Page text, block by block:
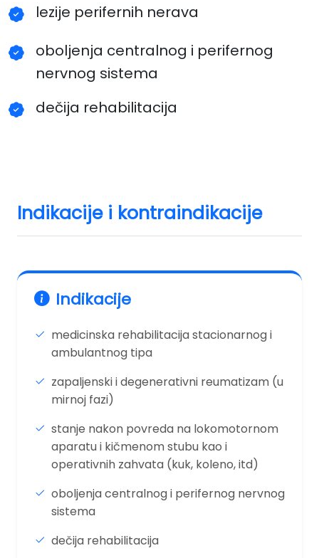
lezije perifernih nerava
oboljenja centralnog i perifernog
nervnog sistema
dečija rehabilitacija
Indikacije i kontraindikacije
Indikacije
medicinska rehabilitacija stacionarnog i
ambulantnog tipa
zapaljenski i degenerativni reumatizam (u
mirnoj fazi)
stanje nakon povreda na lokomotornom
aparatu i kičmenom stubu kao i
operativnih zahvata (kuk, koleno, itd)
oboljenja centralnog i perifernog nervnog
sistema
dečija rehabilitacija